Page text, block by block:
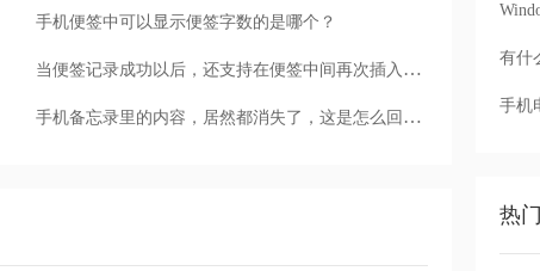
手机便签中可以显示便签字数的是哪个？
当便签记录成功以后，还支持在便签中间再次插入文字的是哪个？
手机备忘录里的内容，居然都消失了，这是怎么回事？
有什
手机
热